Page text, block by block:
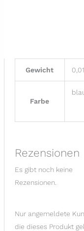
Gewicht
Farbe
Rezensionen
Es gibt noch keine
Rezensionen.
Nur angemeldete
die dieses Produkt